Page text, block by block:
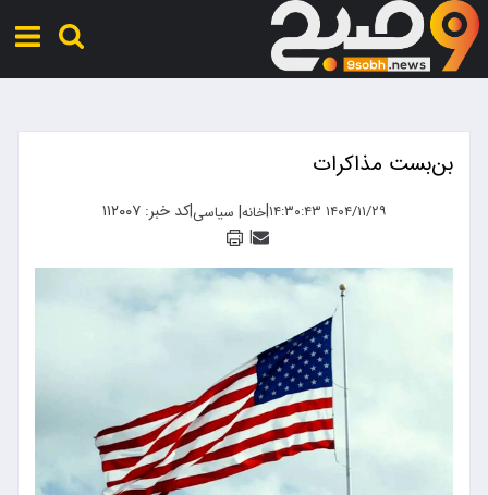
بن‌بست مذاکرات
۱۴۰۴/۱۱/۲۹ ۱۴:۳۰:۴۳ |خانه| سیاسی|کد خبر: ۱۱۲۰۰۷
|